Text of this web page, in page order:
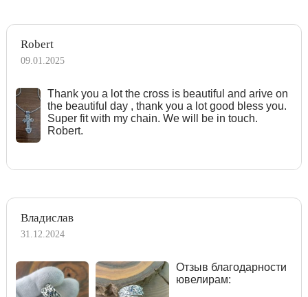
Robert
09.01.2025
Тhank you a lot the cross is beautiful and arive on
the beautiful day , thank you a lot good bless you.
Super fit with my chain. We will be in touch.
Robert.
Владислав
31.12.2024
Отзыв благодарности
ювелирам: